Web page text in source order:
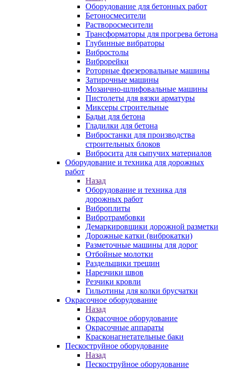
Оборудование для бетонных работ
Бетоносмесители
Растворосмесители
Трансформаторы для прогрева бетона
Глубинные вибраторы
Вибростолы
Виброрейки
Роторные фрезеровальные машины
Затирочные машины
Мозаично-шлифовальные машины
Пистолеты для вязки арматуры
Миксеры строительные
Бадьи для бетона
Гладилки для бетона
Вибростанки для производства
строительных блоков
Вибросита для сыпучих материалов
Оборудование и техника для дорожных
работ
Назад
Оборудование и техника для
дорожных работ
Виброплиты
Вибротрамбовки
Демаркировщики дорожной разметки
Дорожные катки (виброкатки)
Разметочные машины для дорог
Отбойные молотки
Раздельщики трещин
Нарезчики швов
Резчики кровли
Гильотины для колки брусчатки
Окрасочное оборудование
Назад
Окрасочное оборудование
Окрасочные аппараты
Красконагнетательные баки
Пескоструйное оборудование
Назад
Пескоструйное оборудование